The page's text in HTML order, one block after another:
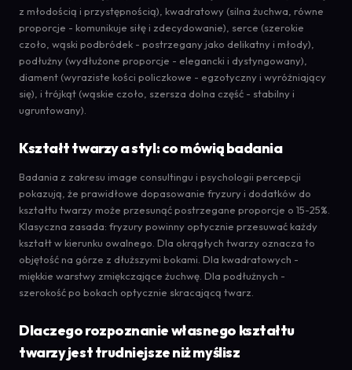
z młodością i przystępnością), kwadratowy (silna żuchwa, równe
proporcje - komunikuje siłę i zdecydowanie), serce (szerokie
czoło, wąski podbródek - postrzegany jako delikatny i młody),
podłużny (wydłużone proporcje - elegancki i dystyngowany),
diament (wyraziste kości policzkowe - egzotyczny i wyróżniający
się), i trójkąt (wąskie czoło, szersza dolna część - stabilny i
ugruntowany).
Kształt twarzy a styl: co mówią badania
Badania z zakresu image consultingu i psychologii percepcji
pokazują, że prawidłowe dopasowanie fryzury i dodatków do
kształtu twarzy może przesunąć postrzegane proporcje o 15-25%.
Klasyczna zasada: fryzury powinny optycznie przesuwać każdy
kształt w kierunku owalnego. Dla okrągłych twarzy oznacza to
objętość na górze z dłuższymi bokami. Dla kwadratowych -
miękkie warstwy zmiękczające żuchwę. Dla podłużnych -
szerokość po bokach optycznie skracającą twarz.
Dlaczego rozpoznanie własnego kształtu
twarzy jest trudniejsze niż myślisz